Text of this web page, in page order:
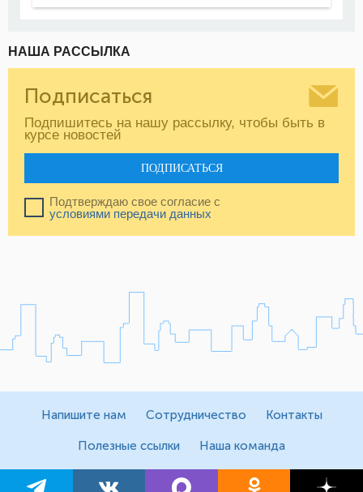
НАША РАССЫЛКА
Подписаться
Подпишитесь на нашу рассылку, чтобы быть в
курсе новостей
ПОДПИСАТЬСЯ
Подтверждаю свое согласие с
условиями передачи данных
Напишите нам Сотрудничество Контакты
Полезные ссылки Наша команда